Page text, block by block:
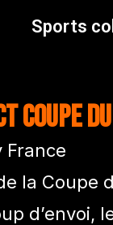
Sports
la Coupe
d’envoi,